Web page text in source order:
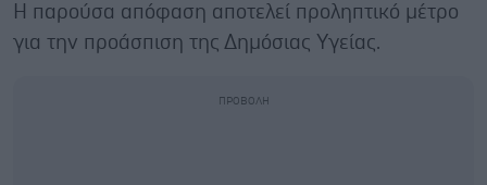
Η παρούσα απόφαση αποτελεί προληπτικό μέτρο
για την προάσπιση της Δημόσιας Υγείας.